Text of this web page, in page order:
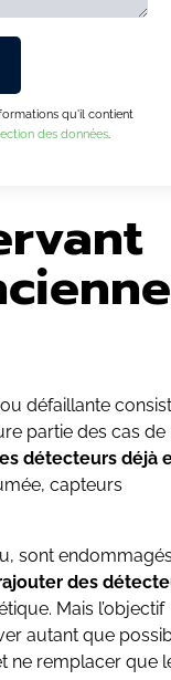
qu'il contient
des données.
défaillante
partie des cas de
détecteurs déjà
capteurs
sont
des
Mais l’objectif
autant que
ne remplacer que